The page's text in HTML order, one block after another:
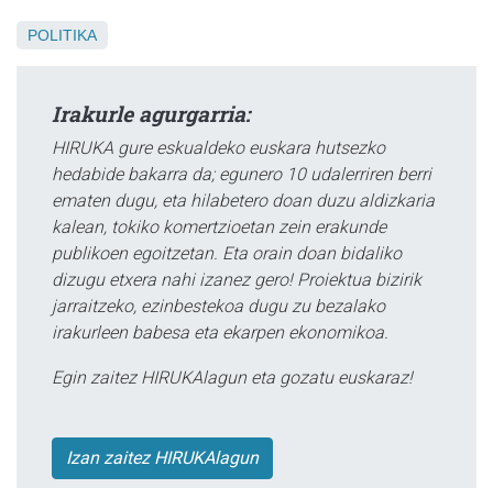
POLITIKA
Irakurle agurgarria:
HIRUKA gure eskualdeko euskara hutsezko
hedabide bakarra da; egunero 10 udalerriren berri
ematen dugu, eta hilabetero doan duzu aldizkaria
kalean, tokiko komertzioetan zein erakunde
publikoen egoitzetan. Eta orain doan bidaliko
dizugu etxera nahi izanez gero! Proiektua bizirik
jarraitzeko, ezinbestekoa dugu zu bezalako
irakurleen babesa eta ekarpen ekonomikoa.
Egin zaitez HIRUKAlagun eta gozatu euskaraz!
Izan zaitez HIRUKAlagun